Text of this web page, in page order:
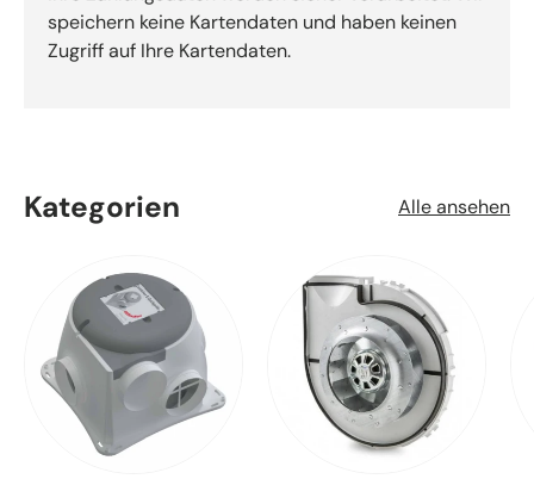
speichern keine Kartendaten und haben keinen
Zugriff auf Ihre Kartendaten.
Kategorien Alle ansehen